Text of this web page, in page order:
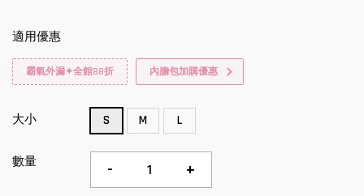
適用優惠
霸氣外漏✦全館88折 內膽包加購優惠
大小 S M L
數量 - +